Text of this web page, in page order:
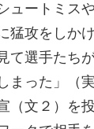
ュートミス
猛攻をしか
て選手たち
まった」（
（文２）を